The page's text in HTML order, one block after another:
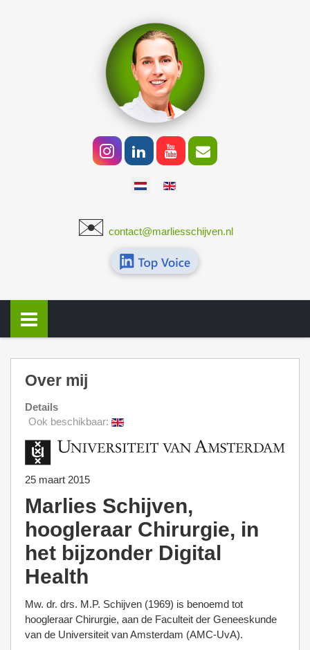
✉️ contact@marliesschijven.nl
Over mij
Details
Ook beschikbaar:
25 maart 2015
Marlies Schijven,
hoogleraar Chirurgie, in
het bijzonder Digital
Health
Mw. dr. drs. M.P. Schijven (1969) is benoemd tot
hoogleraar Chirurgie, aan de Faculteit der Geneeskunde
van de Universiteit van Amsterdam (AMC-UvA).